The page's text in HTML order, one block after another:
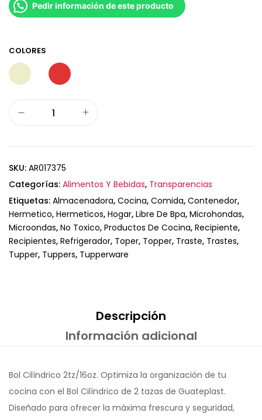
Pedir información de este producto
COLORES
SKU: AR017375
Categorías: Alimentos Y Bebidas, Transparencias
Etiquetas: Almacenadora, Cocina, Comida, Contenedor,
Hermetico, Hermeticos, Hogar, Libre De Bpa, Microhondas,
Microondas, No Toxico, Productos De Cocina, Recipiente,
Recipientes, Refrigerador, Toper, Topper, Traste, Trastes,
Tupper, Tuppers, Tupperware
Descripción
Información adicional
Bol Cilíndrico 2tz/16oz. Optimiza la organización de tu
cocina con el Bol Cilíndrico de 2 tazas de Guateplast.
Diseñado para ofrecer la máxima frescura y seguridad,